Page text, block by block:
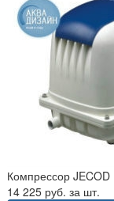
Компрессор JECOD
14 225 руб. за шт.